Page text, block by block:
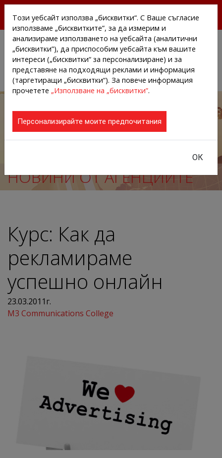
АГЕНЦИИТЕ И КОМПАНИИТЕ
НОВИНИ ОТ АГЕНЦИИТЕ
Курс: Как да
рекламираме
успешно онлайн
23.03.2011г.
M3 Communications College
Този уебсайт използва „бисквитки“. С Ваше съгласие
използваме „бисквитките”, за да измерим и
анализираме използването на уебсайта (аналитични
„бисквитки”), да приспособим уебсайта към вашите
интереси („бисквитки“ за персонализиране) и за
представяне на подходящи реклами и информация
(таргетиращи „бисквитки“). За повече информация
прочетете „Използване на „бисквитки”.
Персонализирайте моите предпочитания
ОК